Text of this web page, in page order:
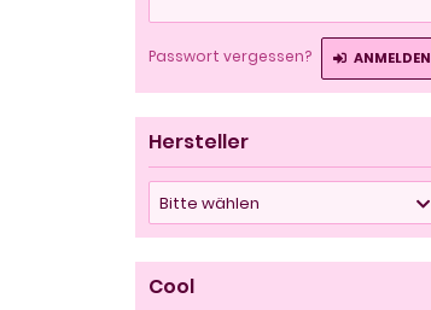
Passwort vergessen? ANMELDEN
Hersteller
Bitte wählen
Cool